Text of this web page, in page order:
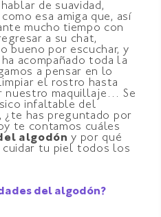
de suavidad,
esa amiga que, así
mucho tiempo con
a su chat,
bueno por escuchar, y
acompañado toda la
a pensar en lo
el rostro hasta
nuestro maquillaje… Se
infaltable del
¿te has preguntado por
te contamos cuáles
algodón y por qué
cuidar tu piel todos los
del algodón?